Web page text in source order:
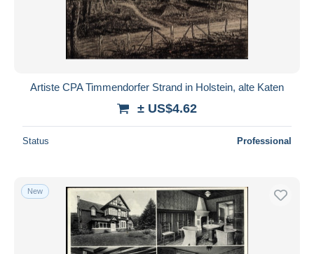
Artiste CPA Timmendorfer Strand in Holstein, alte Katen
± US$4.62
Status Professional
New